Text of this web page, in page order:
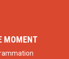
MOMENT